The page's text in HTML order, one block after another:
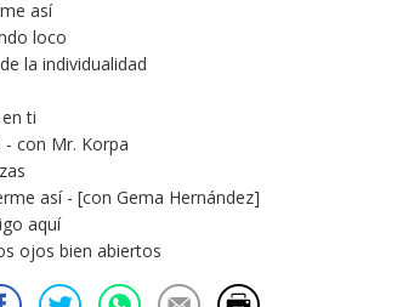
así
loco
la individualidad
ti
- con Mr. Korpa
así - [con Gema Hernández]
aquí
ojos bien abiertos